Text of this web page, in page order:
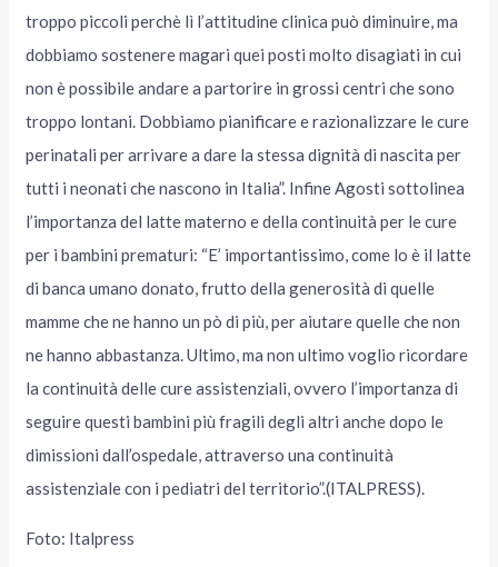
troppo piccoli perchè lì l’attitudine clinica può diminuire, ma
dobbiamo sostenere magari quei posti molto disagiati in cui
non è possibile andare a partorire in grossi centri che sono
troppo lontani. Dobbiamo pianificare e razionalizzare le cure
perinatali per arrivare a dare la stessa dignità di nascita per
tutti i neonati che nascono in Italia”. Infine Agosti sottolinea
l’importanza del latte materno e della continuità per le cure
per i bambini prematuri: “E’ importantissimo, come lo è il latte
di banca umano donato, frutto della generosità di quelle
mamme che ne hanno un pò di più, per aiutare quelle che non
ne hanno abbastanza. Ultimo, ma non ultimo voglio ricordare
la continuità delle cure assistenziali, ovvero l’importanza di
seguire questi bambini più fragili degli altri anche dopo le
dimissioni dall’ospedale, attraverso una continuità
assistenziale con i pediatri del territorio”.(ITALPRESS).
Foto: Italpress